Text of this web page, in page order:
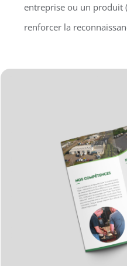
entreprise ou un produit
renforcer la